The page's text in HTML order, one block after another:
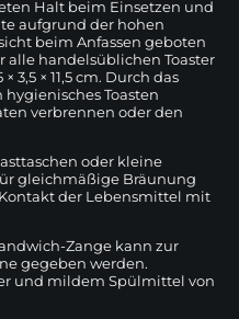
Halt beim Einsetzen und
aufgrund der hohen
beim Anfassen geboten
alle handelsüblichen Toaster
3,5 × 11,5 cm. Durch das
Toasten
verbrennen oder den
oder kleine
gleichmäßige Bräunung
der Lebensmittel mit
Zange kann zur
gegeben werden.
und mildem Spülmittel von